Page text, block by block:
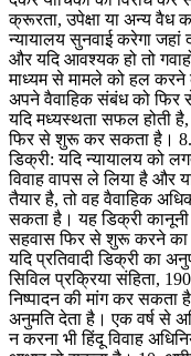
क्रूरता, उपेक्षा या अन्य वैध
न्यायालय सुनवाई करेगा
और यदि आवश्यक हो तो
माध्यम से मामले को हल
अपने वैवाहिक संबंध को फिर
यदि मध्यस्थता सफल होती
फिर से शुरू कर सकता है। 8.
डिक्री: यदि न्यायालय को
विवाह वापस ले लिया है और
तैयार है, तो वह वैवाहिक
सकता है। यह डिक्री कानूनी
सहवास फिर से शुरू करने का
यदि प्रतिवादी डिक्री का
सिविल प्रक्रिया संहिता,
निष्पादन की मांग कर सकता
अनुमति देता है। एक वर्ष से
न करना भी हिंदू विवाह